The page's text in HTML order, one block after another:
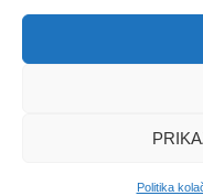
Politika
Slikarstvo